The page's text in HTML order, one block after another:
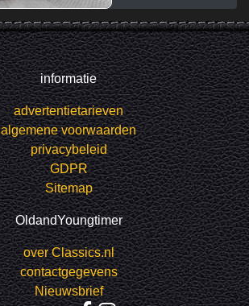
informatie
advertentietarieven
algemene voorwaarden
privacybeleid
GDPR
Sitemap
OldandYoungtimer
over Classics.nl
contactgegevens
Nieuwsbrief